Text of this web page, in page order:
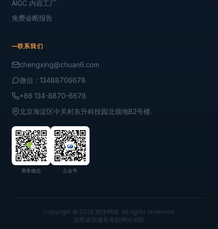
AIGC 内容工厂
免费诊断报告
联系我们
chengxing@chuan6.com
微信：13488706678
+86 134-8870-6678
北京海淀区中关村东升科技园北领地B2号楼.
商务微信 公众号
Copyright © 2026 闻传网络. All rights reserved.
隐私政策 服务条款网站地图